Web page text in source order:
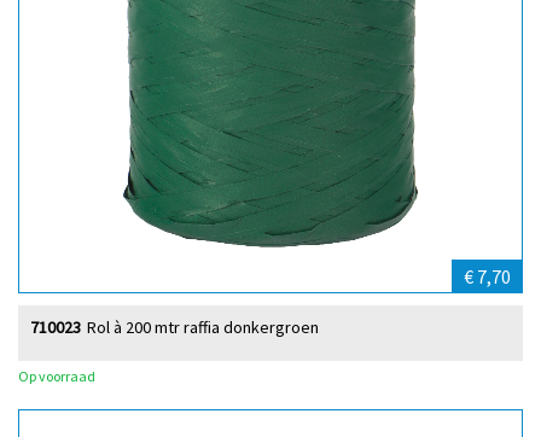
€ 7,70
Rol à 200 mtr raffia donkergroen
710023
Op voorraad